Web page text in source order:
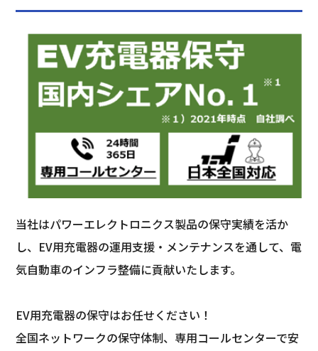
当社はパワーエレクトロニクス製品の保守実績を活か
し、EV用充電器の運用支援・メンテナンスを通して、電
気自動車のインフラ整備に貢献いたします。
EV用充電器の保守はお任せください！
全国ネットワークの保守体制、専用コールセンターで安